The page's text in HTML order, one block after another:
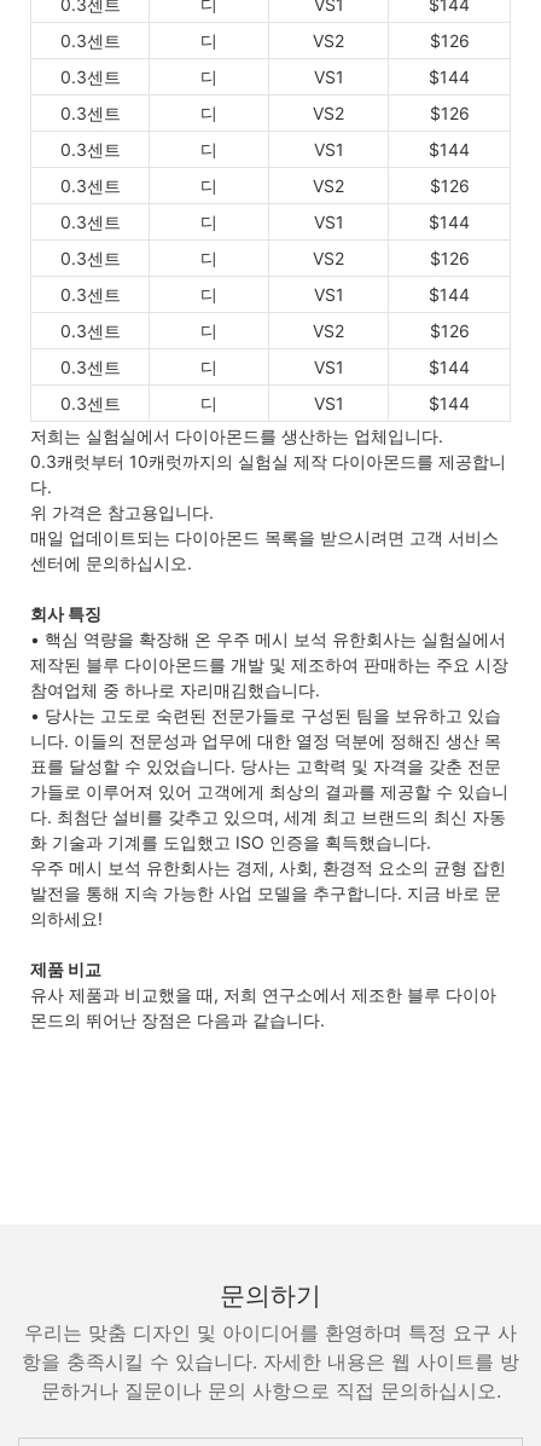
0.3센트
디 VS2
$126
0.3센트
디 VS1
$144
0.3센트
디 VS2
$126
0.3센트
디 VS1
$144
0.3센트
디 VS2
$126
0.3센트
디 VS1
$144
0.3센트
디 VS2
$126
0.3센트
디 VS1
$144
0.3센트
디 VS2
$126
0.3센트
디 VS1
$144
0.3센트
디 VS1
$144
저희는 실험실에서 다이아몬드를 생산하는 업체입니다.
0.3캐럿부터 10캐럿까지의 실험실 제작 다이아몬드를 제공합니
다.
위 가격은 참고용입니다.
매일 업데이트되는 다이아몬드 목록을 받으시려면 고객 서비스
센터에 문의하십시오.
회사 특징
• 핵심 역량을 확장해 온 우주 메시 보석 유한회사는 실험실에서
제작된 블루 다이아몬드를 개발 및 제조하여 판매하는 주요 시장
참여업체 중 하나로 자리매김했습니다.
• 당사는 고도로 숙련된 전문가들로 구성된 팀을 보유하고 있습
니다. 이들의 전문성과 업무에 대한 열정 덕분에 정해진 생산 목
표를 달성할 수 있었습니다. 당사는 고학력 및 자격을 갖춘 전문
가들로 이루어져 있어 고객에게 최상의 결과를 제공할 수 있습니
다. 최첨단 설비를 갖추고 있으며, 세계 최고 브랜드의 최신 자동
화 기술과 기계를 도입했고 ISO 인증을 획득했습니다.
우주 메시 보석 유한회사는 경제, 사회, 환경적 요소의 균형 잡힌
발전을 통해 지속 가능한 사업 모델을 추구합니다. 지금 바로 문
의하세요!
제품 비교
유사 제품과 비교했을 때, 저희 연구소에서 제조한 블루 다이아
몬드의 뛰어난 장점은 다음과 같습니다.
문의하기
우리는 맞춤 디자인 및 아이디어를 환영하며 특정 요구 사
항을 충족시킬 수 있습니다. 자세한 내용은 웹 사이트를 방
문하거나 질문이나 문의 사항으로 직접 문의하십시오.